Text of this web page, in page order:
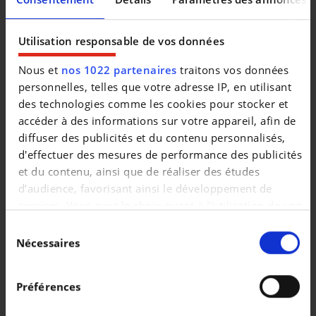
Utilisation responsable de vos données
Nous et nos 1022 partenaires traitons vos données
personnelles, telles que votre adresse IP, en utilisant
des technologies comme les cookies pour stocker et
accéder à des informations sur votre appareil, afin de
diffuser des publicités et du contenu personnalisés,
d'effectuer des mesures de performance des publicités
et du contenu, ainsi que de réaliser des études
d’audience, favorisant ainsi le développement de
services. Vous avez le choix quant à l'utilisation de vos
retirer votre consentement à tout moment en
consultant la Déclaration relative aux cookies ou en
duNécessaires
Préférences